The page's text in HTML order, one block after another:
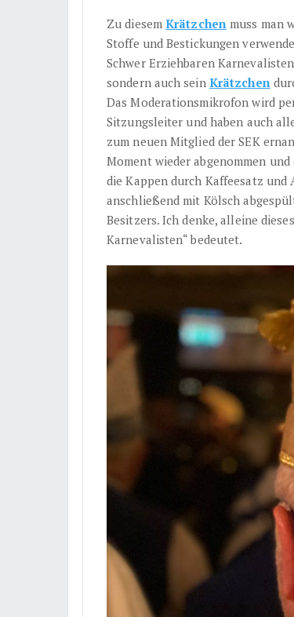
Zu diesem Krätzchen muss man
Stoffe und Bestickungen
Schwer Erziehbaren
sondern auch sein Krätzchen
Das Moderationsmikrofon wird
Sitzungsleiter und haben auch
zum neuen Mitglied der SEK
Moment wieder abgenommen
die Kappen durch Kaffeesatz und
anschließend mit Kölsch
Besitzers. Ich denke, alleine
Karnevalisten“ bedeutet.